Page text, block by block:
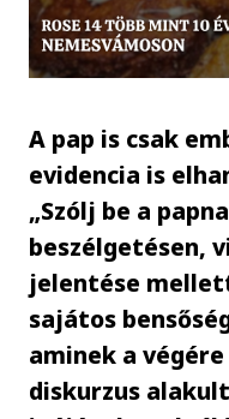
A pap is csak
evidencia is
„Szólj be a
beszélgetésen,
jelentése
sajátos
aminek a
diskurzus